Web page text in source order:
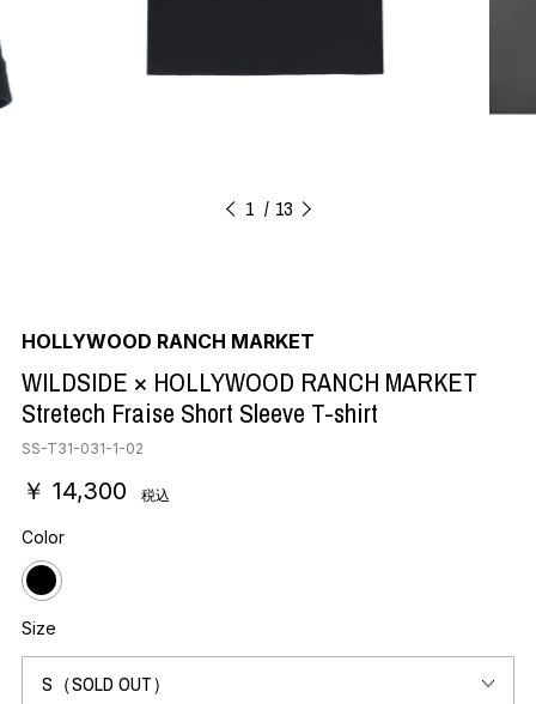
1 13
HOLLYWOOD RANCH MARKET
WILDSIDE × HOLLYWOOD RANCH MARKET
Stretech Fraise Short Sleeve T-shirt
SS-T31-031-1-02
￥ 14,300 税込
Color
Size